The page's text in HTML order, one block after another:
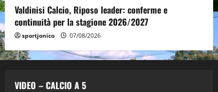
Valdinisi Calcio, Riposo leader: conferme e
continuità per la stagione 2026/2027
sportjonico 07/08/2026
VIDEO – CALCIO A 5